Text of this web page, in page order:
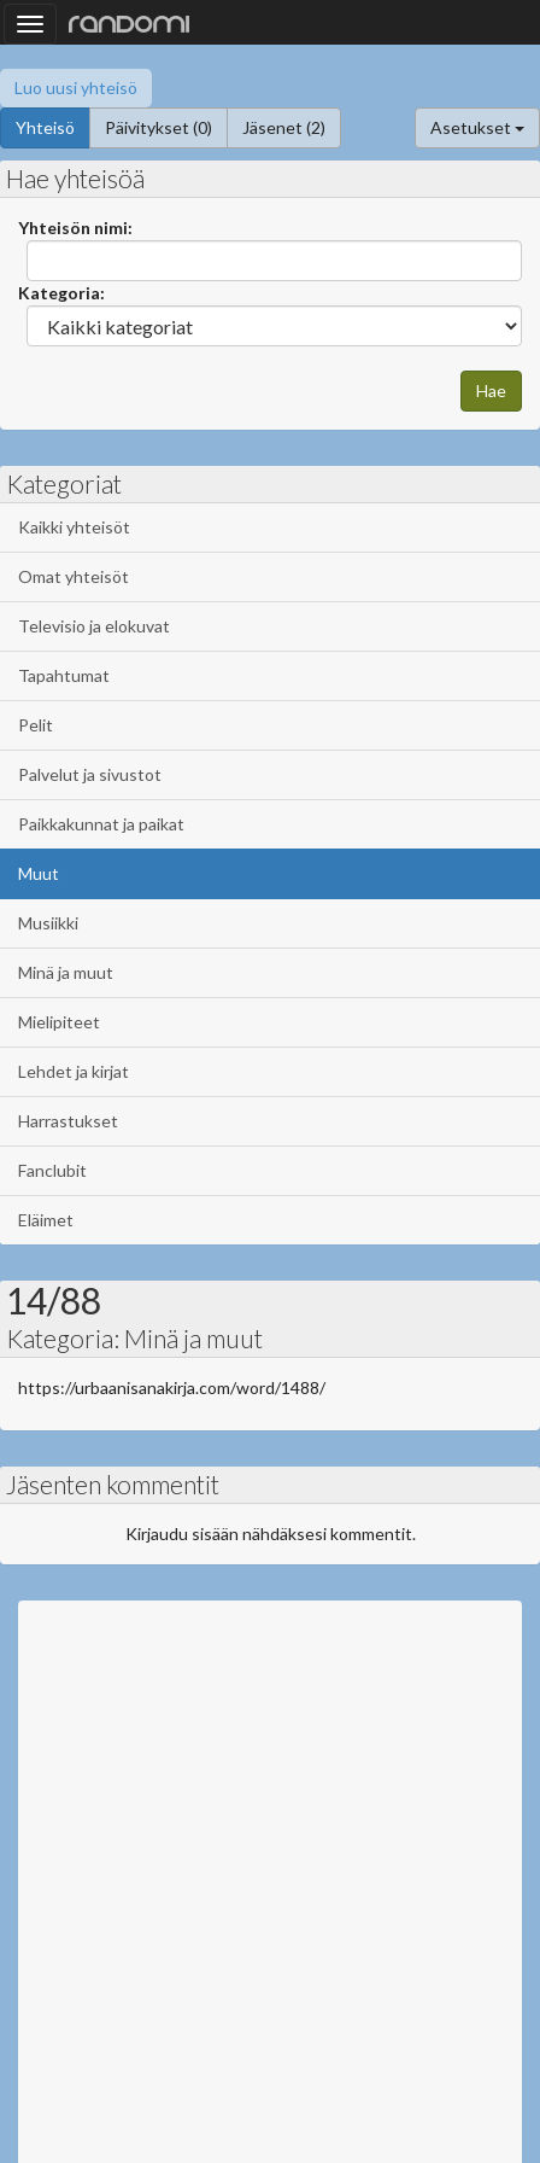
Toggle
navigation
Luo uusi yhteisö
Yhteisö
Päivitykset (0) Jäsenet (2) Asetukset
Hae yhteisöä
Yhteisön nimi:
Kategoria:
Kategoriat
Kaikki yhteisöt
Omat yhteisöt
Televisio ja elokuvat
Tapahtumat
Pelit
Palvelut ja sivustot
Paikkakunnat ja paikat
Muut
Musiikki
Minä ja muut
Mielipiteet
Lehdet ja kirjat
Harrastukset
Fanclubit
Eläimet
14/88
Kategoria: Minä ja muut
https://urbaanisanakirja.com/word/1488/
Jäsenten kommentit
Kirjaudu sisään nähdäksesi kommentit.